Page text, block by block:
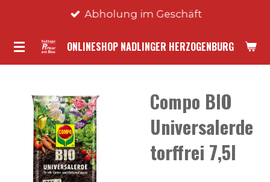
springen
ONLINESHOP NADLINGER HERZOGENBURG
Abholung im Geschäft
Compo BIO
Universalerde
torffrei 7,5l